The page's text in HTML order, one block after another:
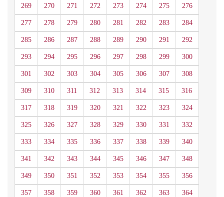
269 270 271 272 273 274 275 276
277 278 279 280 281 282 283 284
285 286 287 288 289 290 291 292
293 294 295 296 297 298 299 300
301 302 303 304 305 306 307 308
309 310 311 312 313 314 315 316
317 318 319 320 321 322 323 324
325 326 327 328 329 330 331 332
333 334 335 336 337 338 339 340
341 342 343 344 345 346 347 348
349 350 351 352 353 354 355 356
357 358 359 360 361 362 363 364